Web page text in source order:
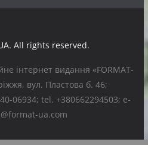
. All rights reserved.
інтернет видання «FORMAT-
вул. Пластова б. 46;
06934; tel. +380662294503; e-
ua.com